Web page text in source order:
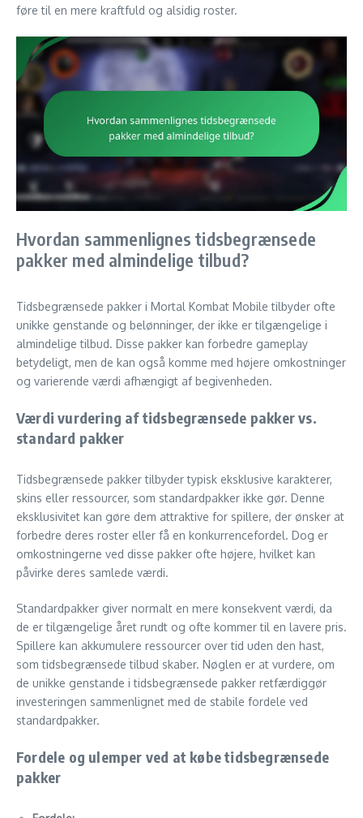
føre til en mere kraftfuld og alsidig roster.
Hvordan sammenlignes tidsbegrænsede
pakker med almindelige tilbud?
Tidsbegrænsede pakker i Mortal Kombat Mobile tilbyder ofte
unikke genstande og belønninger, der ikke er tilgængelige i
almindelige tilbud. Disse pakker kan forbedre gameplay
betydeligt, men de kan også komme med højere omkostninger
og varierende værdi afhængigt af begivenheden.
Værdi vurdering af tidsbegrænsede pakker vs.
standard pakker
Tidsbegrænsede pakker tilbyder typisk eksklusive karakterer,
skins eller ressourcer, som standardpakker ikke gør. Denne
eksklusivitet kan gøre dem attraktive for spillere, der ønsker at
forbedre deres roster eller få en konkurrencefordel. Dog er
omkostningerne ved disse pakker ofte højere, hvilket kan
påvirke deres samlede værdi.
Standardpakker giver normalt en mere konsekvent værdi, da
de er tilgængelige året rundt og ofte kommer til en lavere pris.
Spillere kan akkumulere ressourcer over tid uden den hast,
som tidsbegrænsede tilbud skaber. Nøglen er at vurdere, om
de unikke genstande i tidsbegrænsede pakker retfærdiggør
investeringen sammenlignet med de stabile fordele ved
standardpakker.
Fordele og ulemper ved at købe tidsbegrænsede
pakker